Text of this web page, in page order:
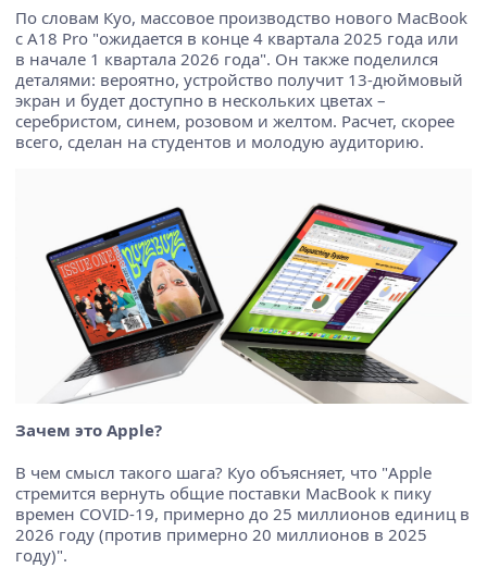
По словам Куо, массовое производство нового MacBook
с A18 Pro "ожидается в конце 4 квартала 2025 года или
в начале 1 квартала 2026 года". Он также поделился
деталями: вероятно, устройство получит 13-дюймовый
экран и будет доступно в нескольких цветах –
серебристом, синем, розовом и желтом. Расчет, скорее
всего, сделан на студентов и молодую аудиторию.
Зачем это Apple?
В чем смысл такого шага? Куо объясняет, что "Apple
стремится вернуть общие поставки MacBook к пику
времен COVID-19, примерно до 25 миллионов единиц в
2026 году (против примерно 20 миллионов в 2025
году)".